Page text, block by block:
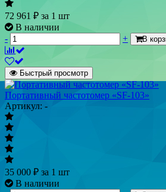
72 961 ₽ за 1 шт
В наличии
-
+ В
Быстрый просмотр
Портативный частотомер «SF-103»
Артикул: -
35 000 ₽ за 1 шт
В наличии